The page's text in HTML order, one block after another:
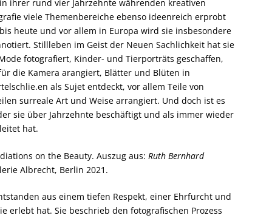
ihrer rund vier Jahrzehnte währenden kreativen
viele Themenbereiche ebenso ideenreich erprobt
heute und vor allem in Europa wird sie insbesondere
Stillleben im Geist der Neuen Sachlichkeit hat sie
fotografiert, Kinder- und Tierporträts geschaffen,
die Kamera arangiert, Blätter und Blüten in
als Sujet entdeckt, vor allem Teile von
surreale Art und Weise arrangiert. Und doch ist es
sie über Jahrzehnte beschäftigt und als immer wieder
hat.
on the Beauty. Auszug aus: Ruth Bernhard
Albrecht, Berlin 2021.
aus einem tiefen Respekt, einer Ehrfurcht und
erlebt hat. Sie beschrieb den fotografischen Prozess